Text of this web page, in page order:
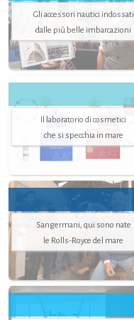
Gli accessori nautici indossati
dalle più belle imbarcazioni
Il laboratorio di cosmetici
che si specchia in mare
Sangermani, qui sono nate
le Rolls-Royce del mare